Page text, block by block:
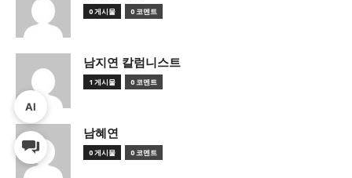
0 게시물 0 코멘트
남지연 칼럼니스트
1 게시물 0 코멘트
남혜연
0 게시물 0 코멘트
AI